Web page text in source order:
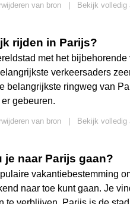
van bron Bekijk volledig
rijden in Parijs?
met het
verkeersaders
belangrijkste ringweg van
gebeuren.
van bron Bekijk volledig
je naar Parijs gaan?
vakantiebestemming
naar toe kunt gaan. Je